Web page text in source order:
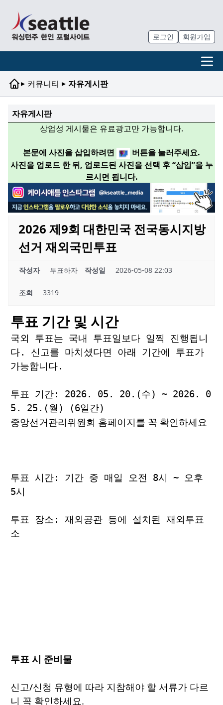
로그인 회원가입
▸ 커뮤니티 ▸ 자유게시판
자유게시판
상업성 게시물은 유료광고만 가능합니다.
본문에 사진을 삽입하려면
버튼을 눌러주세요.
사진을 업로드 한 뒤, 업로드된 사진을 선택 후 “삽입”을 누
르시면 됩니다.
2026 제9회 대한민국 전국동시지방
선거 재외국민투표
작성자 투표하자 작성일 2026-05-08 22:03
조회 3319
투표 기간 및 시간
국외 투표는 국내 투표일보다 일찍 진행됩니
다. 신고를 마치셨다면 아래 기간에 투표가
가능합니다.
투표 기간: 2026. 05. 20.(수) ~ 2026. 0
5. 25.(월) (6일간)
중앙선거관리위원회 홈페이지를 꼭 확인하세요
투표 시간: 기간 중 매일 오전 8시 ~ 오후
5시
투표 장소: 재외공관 등에 설치된 재외투표
소
투표 시 준비물
신고/신청 유형에 따라 지참해야 할 서류가 다르
니 꼭 확인하세요.